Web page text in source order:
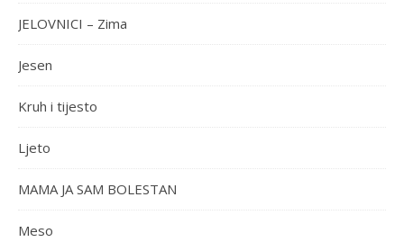
JELOVNICI – Zima
Jesen
Kruh i tijesto
Ljeto
MAMA JA SAM BOLESTAN
Meso